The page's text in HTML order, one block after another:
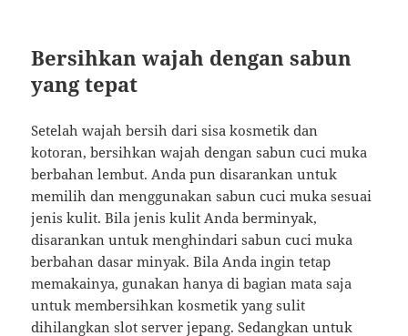
Bersihkan wajah dengan sabun
yang tepat
Setelah wajah bersih dari sisa kosmetik dan
kotoran, bersihkan wajah dengan sabun cuci muka
berbahan lembut. Anda pun disarankan untuk
memilih dan menggunakan sabun cuci muka sesuai
jenis kulit. Bila jenis kulit Anda berminyak,
disarankan untuk menghindari sabun cuci muka
berbahan dasar minyak. Bila Anda ingin tetap
memakainya, gunakan hanya di bagian mata saja
untuk membersihkan kosmetik yang sulit
dihilangkanslot server jepang. Sedangkan untuk